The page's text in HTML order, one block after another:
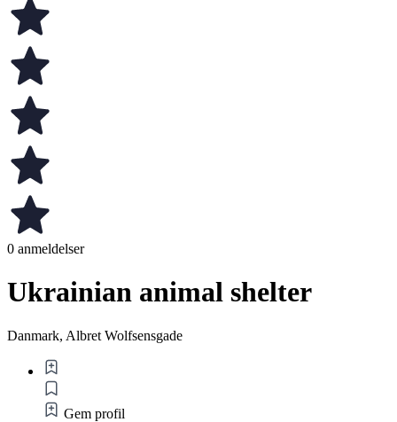
0 anmeldelser
Ukrainian animal shelter
Danmark, Albret Wolfsensgade
Gem profil